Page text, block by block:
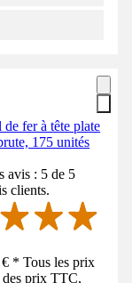
fer à tête plate
175 unités
avis : 5 de 5
clients.
* Tous les prix
des prix TTC,